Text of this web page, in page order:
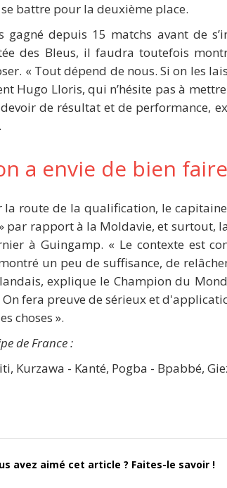
battre pour la deuxième place.
gagné depuis 15 matchs avant de
des Bleus, il faudra toutefois
« Tout dépend de nous. Si on les
Hugo Lloris, qui n’hésite pas à mettre
de résultat et de performance,
a envie de bien
route de la qualification, le
par rapport à la Moldavie, et surtout,
à Guingamp. « Le contexte est
un peu de suffisance, de
explique le Champion du
fera preuve de sérieux et
choses ».
de France :
Kurzawa - Kanté, Pogba - Bpabbé,
avez aimé cet article ? Faites-le savoir !